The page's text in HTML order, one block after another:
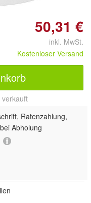
50,31 €
inkl. MwSt.
Kostenloser Versand
verkauft
Ratenzahlung,
Abholung